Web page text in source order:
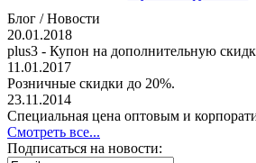
Блог / Новости
20.01.2018
plus3 - Купон на дополнительную
11.01.2017
Розничные скидки до 20%.
23.11.2014
Специальная цена оптовым и
Смотреть все...
Подписаться на новости: